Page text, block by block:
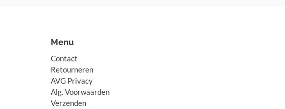
Menu
Contact
Retourneren
AVG Privacy
Alg. Voorwaarden
Verzenden